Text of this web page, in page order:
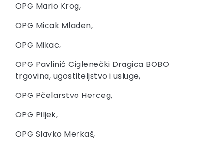
OPG Mario Krog,
OPG Micak Mladen,
OPG Mikac,
OPG Pavlinić Ciglenečki Dragica BOBO
trgovina, ugostiteljstvo i usluge,
OPG Pčelarstvo Herceg,
OPG Piljek,
OPG Slavko Merkaš,